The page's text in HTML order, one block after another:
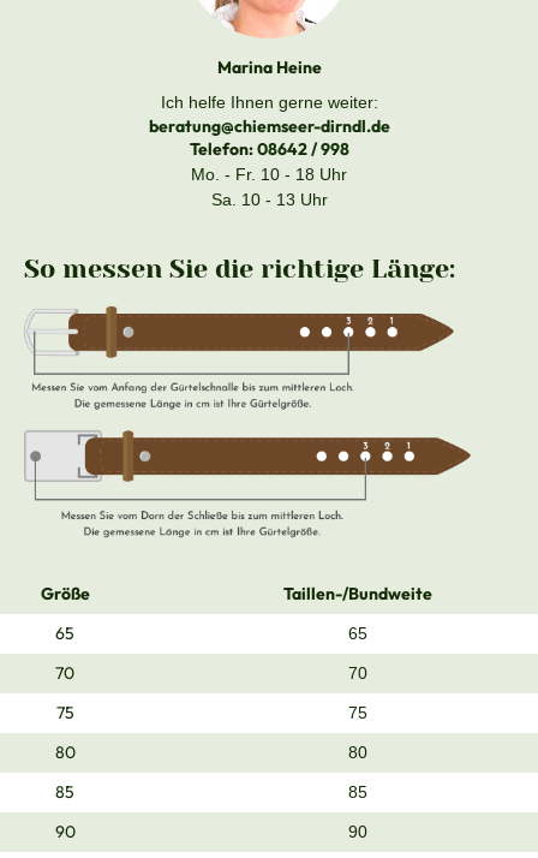
Marina Heine
Ich helfe Ihnen gerne weiter:
beratung@chiemseer-dirndl.de
Telefon:08642 / 998
Mo. - Fr. 10 - 18 Uhr
Sa. 10 - 13 Uhr
So messen Sie die richtige Länge:
Größe
Taillen-/Bundweite
65
65
70 70
75 75
80 80
85 85
90 90